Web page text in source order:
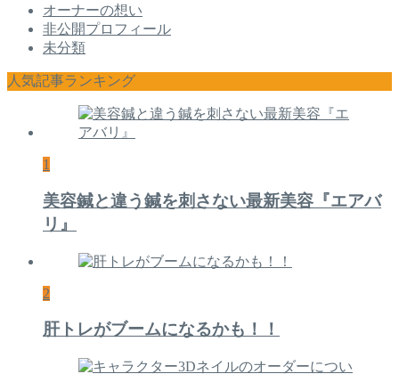
オーナーの想い
非公開プロフィール
未分類
人気記事ランキング
1
美容鍼と違う鍼を刺さない最新美容『エアバ
リ』
2
肝トレがブームになるかも！！